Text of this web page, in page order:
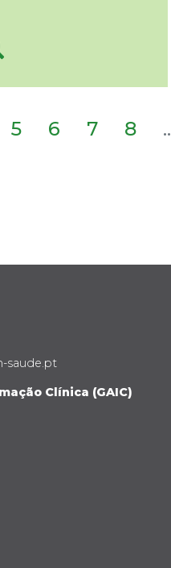
5 6 7 8
saude.pt
Clínica (GAIC)